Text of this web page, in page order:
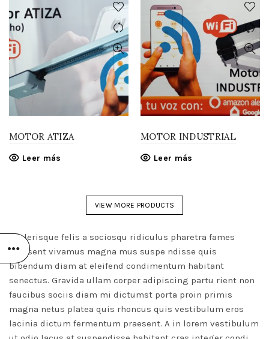
MOTOR ATIZA
Leer más
MOTOR INDUSTRIAL
Leer más
VIEW MORE PRODUCTS
Scelerisque felis a sociosqu ridiculus pharetra fames
praesent vivamus magna mus suspe ndisse quis
bibendum diam at eleifend condimentum habitant
senectus. Gravida ullam corper adipiscing partu rient non
faucibus sociis diam mi dictumst porta proin primis
magna netus platea quis rhoncus quis vestibulum eros
lacinia dictum fermentum praesent. A in lorem vestibulum